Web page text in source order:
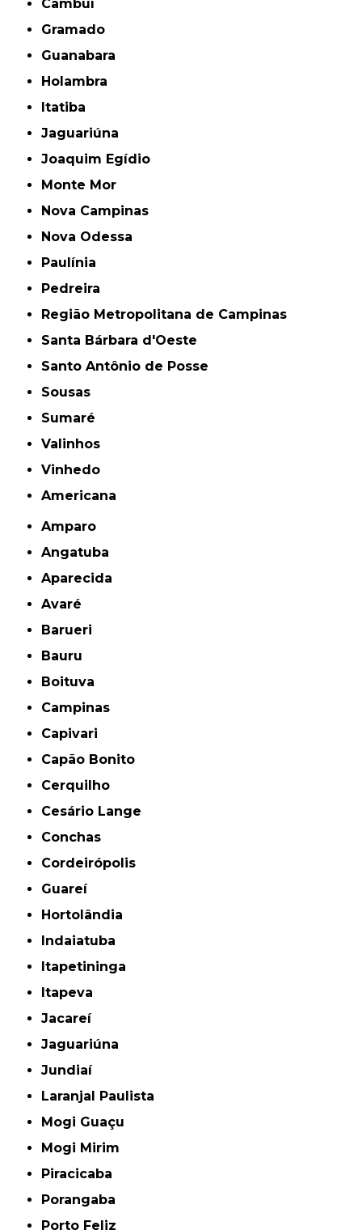
Cambuí
Gramado
Guanabara
Holambra
Itatiba
Jaguariúna
Joaquim Egídio
Monte Mor
Nova Campinas
Nova Odessa
Paulínia
Pedreira
Região Metropolitana de Campinas
Santa Bárbara d'Oeste
Santo Antônio de Posse
Sousas
Sumaré
Valinhos
Vinhedo
americana
Amparo
Angatuba
Aparecida
Avaré
Barueri
Bauru
Boituva
Campinas
Capivari
Capão Bonito
Cerquilho
Cesário Lange
Conchas
Cordeirópolis
Guareí
Hortolândia
Indaiatuba
Itapetininga
Itapeva
Jacareí
Jaguariúna
Jundiaí
Laranjal Paulista
Mogi Guaçu
Mogi Mirim
Piracicaba
Porangaba
Porto Feliz